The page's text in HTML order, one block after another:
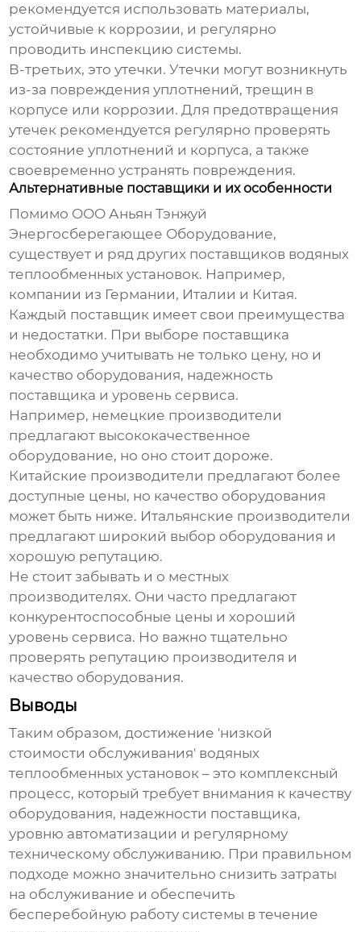
рекомендуется использовать материалы,
устойчивые к коррозии, и регулярно
проводить инспекцию системы.
В-третьих, это утечки. Утечки могут возникнуть
из-за повреждения уплотнений, трещин в
корпусе или коррозии. Для предотвращения
утечек рекомендуется регулярно проверять
состояние уплотнений и корпуса, а также
своевременно устранять повреждения.
Альтернативные поставщики и их особенности
Помимо ООО Аньян Тэнжуй
Энергосберегающее Оборудование,
существует и ряд других поставщиков водяных
теплообменных установок. Например,
компании из Германии, Италии и Китая.
Каждый поставщик имеет свои преимущества
и недостатки. При выборе поставщика
необходимо учитывать не только цену, но и
качество оборудования, надежность
поставщика и уровень сервиса.
Например, немецкие производители
предлагают высококачественное
оборудование, но оно стоит дороже.
Китайские производители предлагают более
доступные цены, но качество оборудования
может быть ниже. Итальянские производители
предлагают широкий выбор оборудования и
хорошую репутацию.
Не стоит забывать и о местных
производителях. Они часто предлагают
конкурентоспособные цены и хороший
уровень сервиса. Но важно тщательно
проверять репутацию производителя и
качество оборудования.
Выводы
Таким образом, достижение 'низкой
стоимости обслуживания' водяных
теплообменных установок – это комплексный
процесс, который требует внимания к качеству
оборудования, надежности поставщика,
уровню автоматизации и регулярному
техническому обслуживанию. При правильном
подходе можно значительно снизить затраты
на обслуживание и обеспечить
бесперебойную работу системы в течение